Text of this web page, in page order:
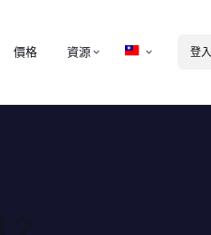
價格 資源 登入